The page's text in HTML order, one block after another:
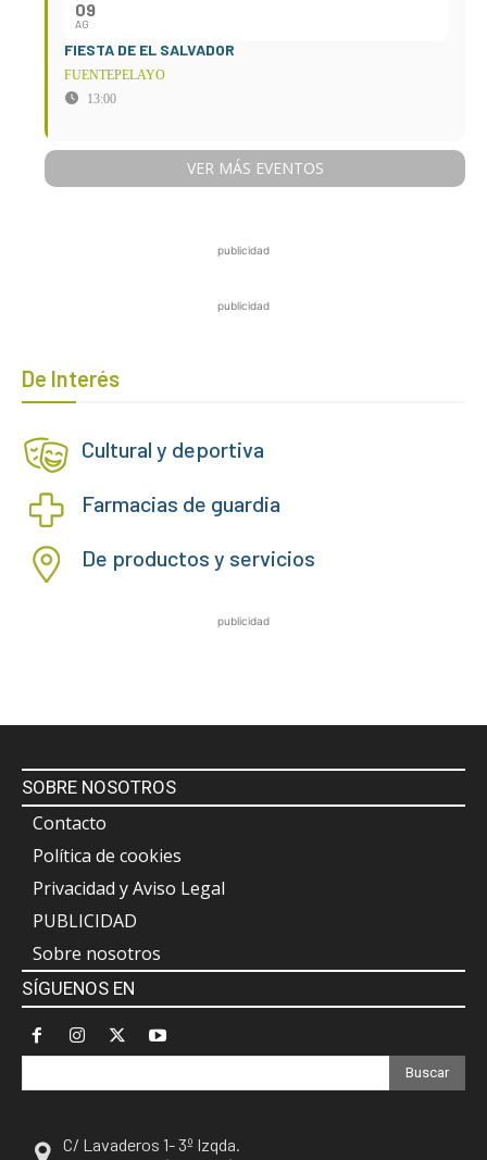
09
AG
FIESTA DE EL SALVADOR
FUENTEPELAYO
13:00
VER MÁS EVENTOS
publicidad
publicidad
De Interés
Cultural y deportiva
Farmacias de guardia
De productos y servicios
publicidad
SOBRE NOSOTROS
Contacto
Política de cookies
Privacidad y Aviso Legal
PUBLICIDAD
Sobre nosotros
SÍGUENOS EN
Buscar
C/ Lavaderos 1- 3º Izqda.